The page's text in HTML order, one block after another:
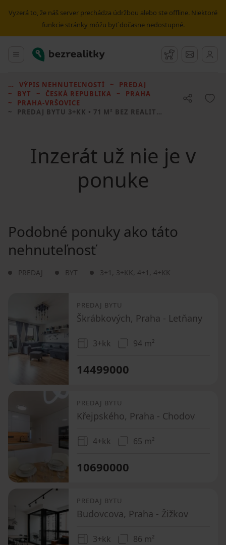
Vyzerá to, že náš server prechádza údržbou alebo ste offline. Niektoré
funkcie stránky môžu byť dočasne nedostupné.
Hlavné menu
Bezrealitky Strážny pes
Správy
VÝPIS NEHNUTEĽNOSTÍ
PREDAJ
BYT
ČESKÁ REPUBLIKA
PRAHA
PRAHA-VRŠOVICE
PREDAJ BYTU 3+KK • 71 M² BEZ REALITKY
Inzerát už nie je v
ponuke
Podobné ponuky ako táto
nehnuteľnosť
PREDAJ BYT 3+1 , 3+KK, 4+1 , 4+KK
PREDAJ BYTU
Škrábkových, Praha - Letňany
3+kk 94 m²
14499000
PREDAJ BYTU
Křejpského, Praha - Chodov
4+kk 65 m²
10690000
PREDAJ BYTU
Budovcova, Praha - Žižkov
3+kk 86 m²